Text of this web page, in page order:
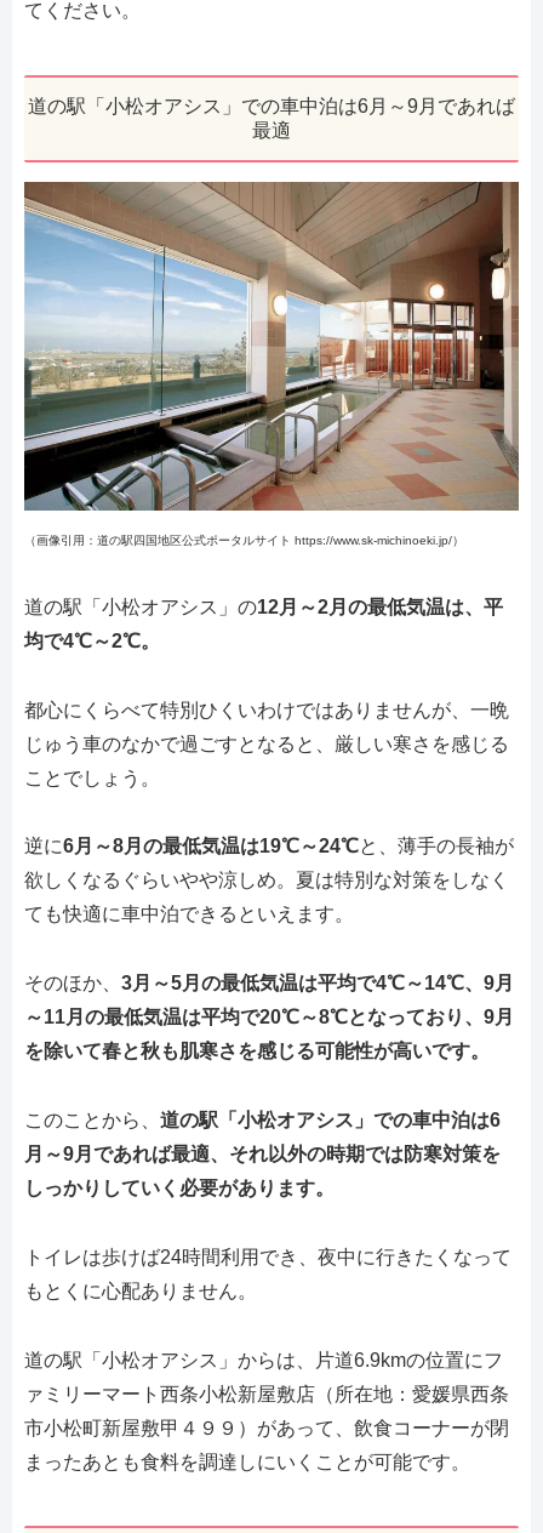
てください。
道の駅「小松オアシス」での車中泊は6月～9月であれば
最適
（画像引用：道の駅四国地区公式ポータルサイト https://www.sk-michinoeki.jp/）
道の駅「小松オアシス」の12月～2月の最低気温は、平
均で4℃～2℃。
都心にくらべて特別ひくいわけではありませんが、一晩
じゅう車のなかで過ごすとなると、厳しい寒さを感じる
ことでしょう。
逆に6月～8月の最低気温は19℃～24℃と、薄手の長袖が
欲しくなるぐらいやや涼しめ。夏は特別な対策をしなく
ても快適に車中泊できるといえます。
そのほか、 3月～5月の最低気温は平均で4℃～14℃、9月
～11月の最低気温は平均で20℃～8℃となっており、9月
を除いて春と秋も肌寒さを感じる可能性が高いです。
このことから、 道の駅「小松オアシス」での車中泊は6
月～9月であれば最適、それ以外の時期では防寒対策を
しっかりしていく必要があります。
トイレは歩けば24時間利用でき、夜中に行きたくなって
もとくに心配ありません。
道の駅「小松オアシス」からは、片道6.9kmの位置にフ
ァミリーマート西条小松新屋敷店（所在地：愛媛県西条
市小松町新屋敷甲４９９）があって、飲食コーナーが閉
まったあとも食料を調達しにいくことが可能です。